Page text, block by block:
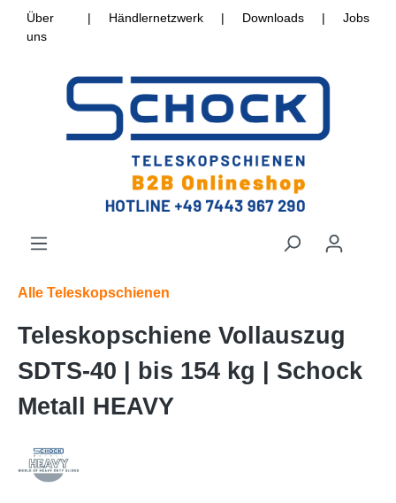
Über
uns
| Händlernetzwerk | Downloads | Jobs
Alle Teleskopschienen
Teleskopschiene Vollauszug
SDTS-40 | bis 154 kg | Schock
Metall HEAVY